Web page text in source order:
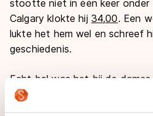
stootte niet in één keer onder
Calgary klokte hij 34,00. Een
lukte het hem wel en schreef
geschiedenis.
Echt bal was het bij de
meter. Brittany Bowe en
leken in een soort van